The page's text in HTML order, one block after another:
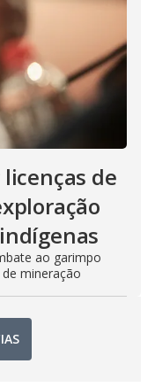
de
ao garimpo
mineração